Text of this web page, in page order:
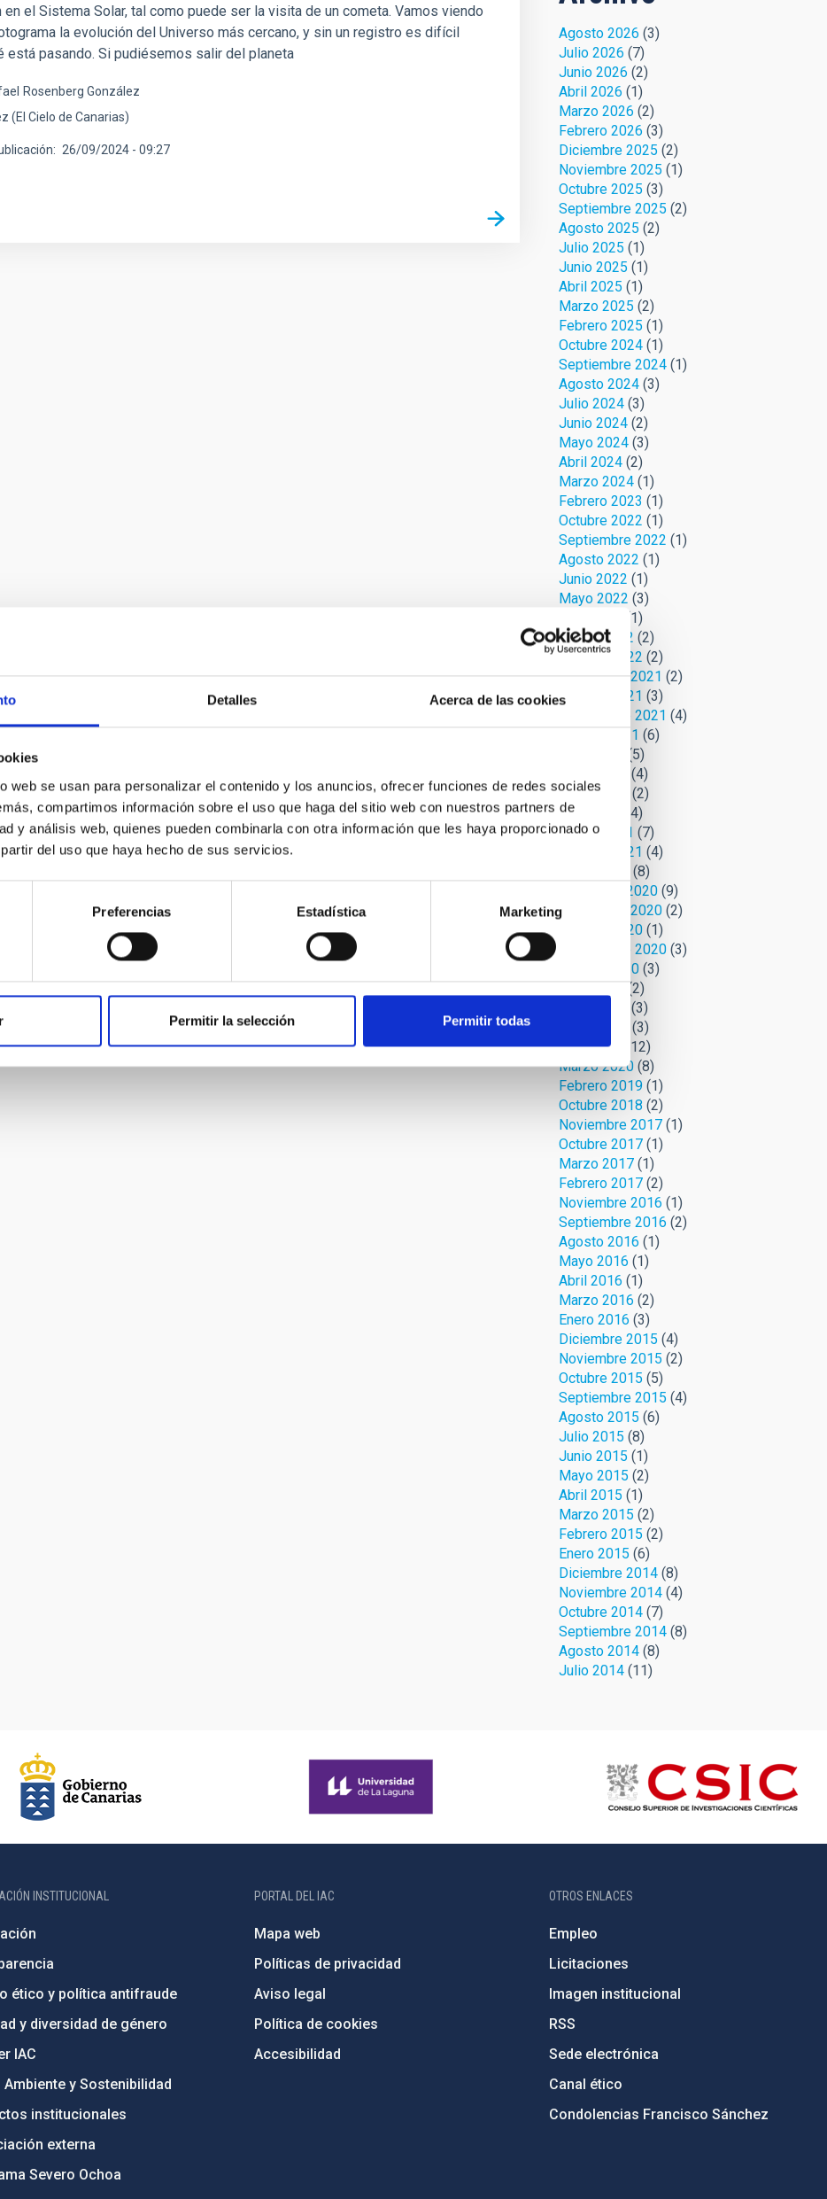
Detalles Acerca de las cookies
web se usan para personalizar el contenido y los anuncios, ofrecer funciones de redes sociales
compartimos información sobre el uso que haga del sitio web con nuestros partners de
y análisis web, quienes pueden combinarla con otra información que les haya proporcionado o
del uso que haya hecho de sus servicios.
Preferencias Estadística Marketing
Permitir la selección Permitir todas
en el Sistema Solar, tal como puede ser la visita de un cometa. Vamos viendo
la evolución del Universo más cercano, y sin un registro es difícil
está pasando. Si pudiésemos salir del planeta
Rosenberg González
(El Cielo de Canarias)
26/09/2024 - 09:27
Agosto 2026 (3)
Julio 2026 (7)
Junio 2026 (2)
Abril 2026 (1)
Marzo 2026 (2)
Febrero 2026 (3)
Diciembre 2025 (2)
Noviembre 2025 (1)
Octubre 2025 (3)
Septiembre 2025 (2)
Agosto 2025 (2)
Julio 2025 (1)
Junio 2025 (1)
Abril 2025 (1)
Marzo 2025 (2)
Febrero 2025 (1)
Octubre 2024(1)
Septiembre 2024(1)
Agosto 2024(3)
Julio 2024(3)
Junio 2024(2)
Mayo 2024(3)
Abril 2024(2)
Marzo 2024(1)
Febrero 2023 (1)
Octubre 2022 (1)
Septiembre 2022 (1)
Agosto 2022 (1)
Junio 2022 (1)
Mayo 2022 (3)
(1)
Marzo 2022 (2)
Febrero 2022 (2)
Noviembre 2021 (2)
Octubre 2021 (3)
Septiembre 2021 (4)
Agosto 2021 (6)
(5)
(4)
Mayo 2021
(2)
Abril 2021
(4)
Marzo 2021 (7)
Febrero 2021 (4)
(8)
Diciembre 2020(9)
Noviembre 2020(2)
Octubre 2020(1)
Septiembre 2020(3)
Agosto 2020(3)
(2)
(3)
(3)
Abril 2020
(12)
Marzo 2020(8)
Febrero 2019(1)
Octubre 2018 (2)
Noviembre 2017(1)
Octubre 2017(1)
Marzo 2017(1)
Febrero 2017(2)
Noviembre 2016 (1)
Septiembre 2016 (2)
Agosto 2016 (1)
Mayo 2016 (1)
Abril 2016 (1)
Marzo 2016 (2)
Enero 2016 (3)
Diciembre 2015 (4)
Noviembre 2015 (2)
Octubre 2015 (5)
Septiembre 2015 (4)
Agosto 2015 (6)
Julio 2015 (8)
Junio 2015 (1)
Mayo 2015 (2)
Abril 2015 (1)
Marzo 2015 (2)
Febrero 2015 (2)
Enero 2015 (6)
Diciembre 2014(8)
Noviembre 2014(4)
Octubre 2014(7)
Septiembre 2014(8)
Agosto 2014(8)
Julio 2014(11)
INSTITUCIONAL
ético y política antifraude
y diversidad de género
IAC
Ambiente y Sostenibilidad
institucionales
externa
Severo Ochoa
PORTAL DEL IAC
Mapa web
Políticas de privacidad
Aviso legal
Política de cookies
Accesibilidad
OTROS ENLACES
Empleo
Licitaciones
Imagen institucional
RSS
Sede electrónica
Canal ético
Condolencias Francisco Sánchez